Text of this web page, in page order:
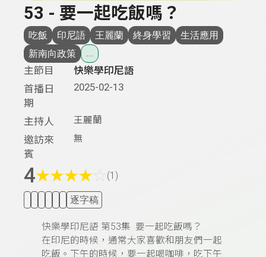
53 - 要一起吃飯嗎？
吃飯 印尼語 王麗蘭 終身學習
生活應用
新南向政策
主節目
快樂學印尼語
首播日
期
2025-02-13
主持人 王麗蘭
邀訪來
賓
無
4★★★★ (1)
逐字稿
快樂學印尼語 第53集 要一起吃飯嗎？
在印尼的時候，通常大家喜歡和朋友們一起
吃飯。下午的時候，要一起喝咖啡，吃下午